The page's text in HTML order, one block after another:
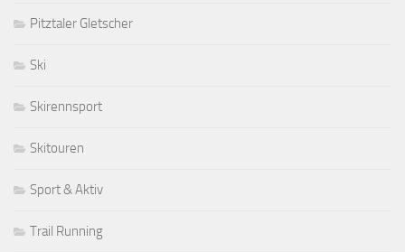
Pitztaler Gletscher
Ski
Skirennsport
Skitouren
Sport & Aktiv
Trail Running